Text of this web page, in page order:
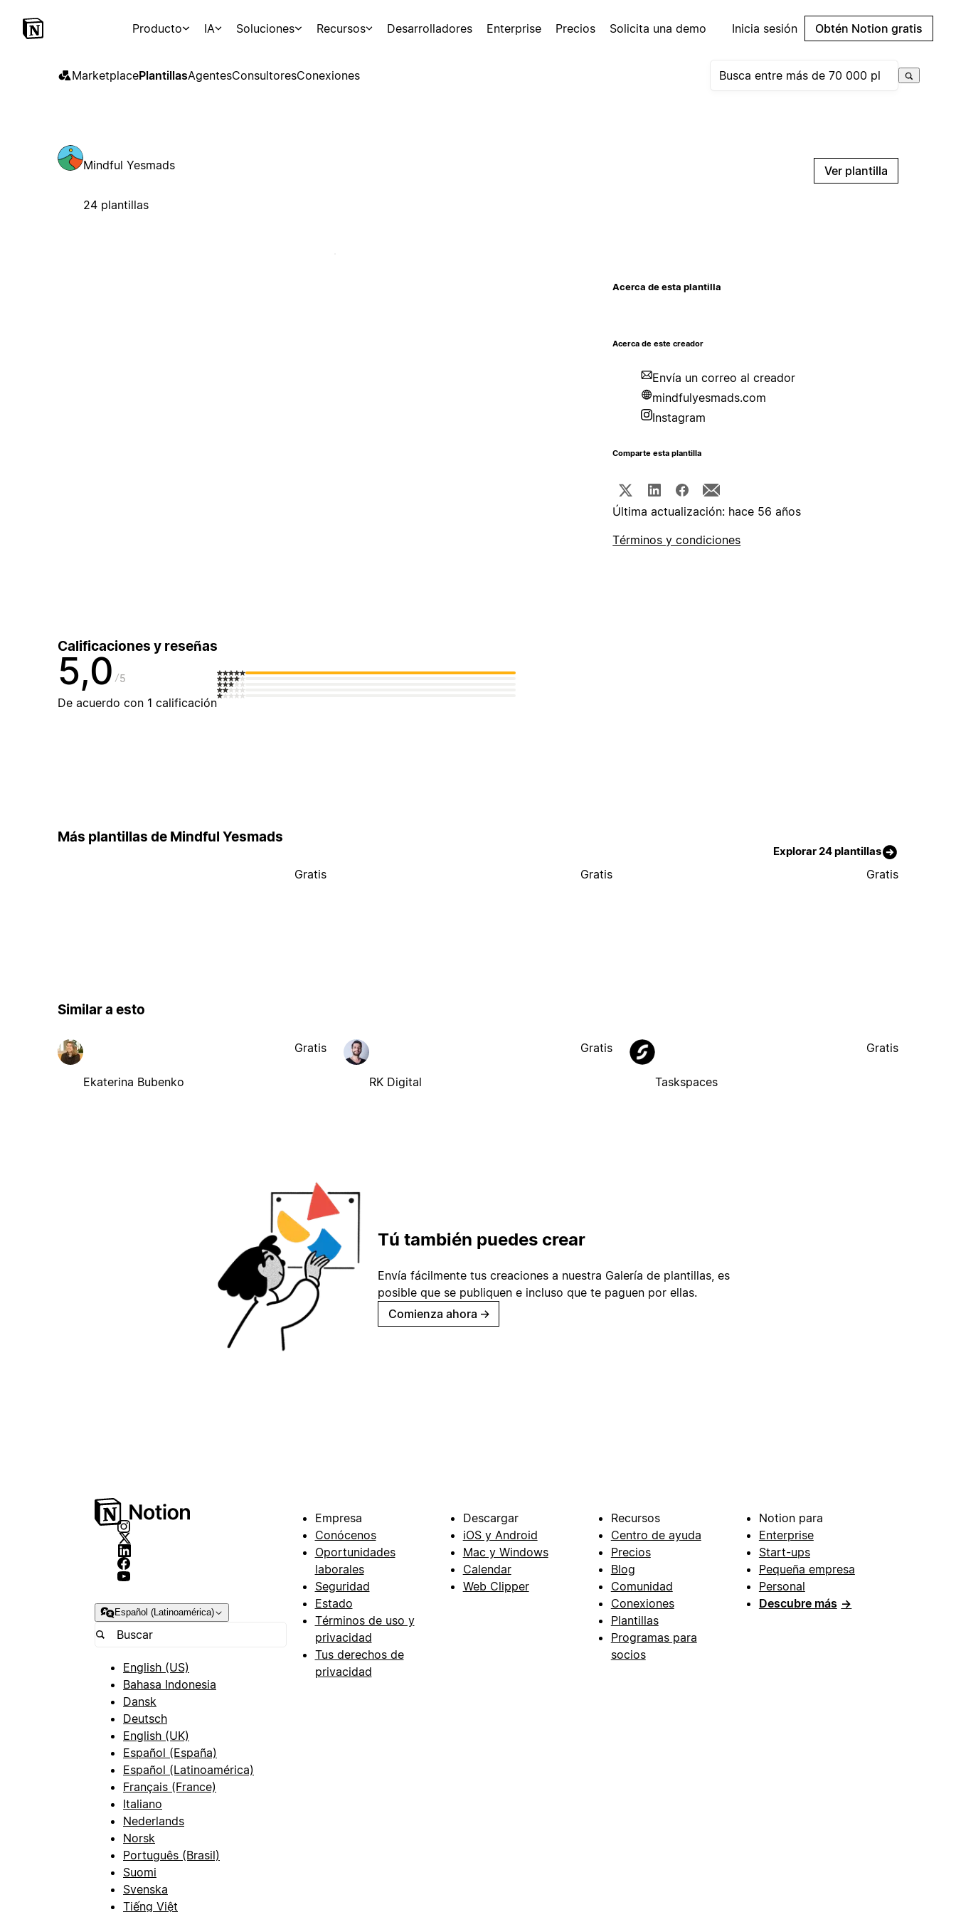
Producto IA Soluciones Recursos Desarrolladores Enterprise Precios Solicita una demo Inicia sesión Obtén Notion gratis
MarketplacePlantillasAgentesConsultoresConexiones
Mindful Yesmads
24 plantillas
Ver plantilla
Acerca de esta plantilla
Acerca de este creador
Envía un correo al creador
mindfulyesmads.com
Instagram
Comparte esta plantilla
Última actualización: hace 56 años
Términos y condiciones
Calificaciones y reseñas
5,0 5
De acuerdo con 1 calificación
Más plantillas de Mindful Yesmads
Explorar 24 plantillas
Gratis Gratis Gratis
Similar a esto
Ekaterina Bubenko
Gratis
RK Digital
Gratis
Taskspaces
Gratis
Tú también puedes crear
Envía fácilmente tus creaciones a nuestra Galería de plantillas, es
posible que se publiquen e incluso que te paguen por ellas.
Comienza ahora →
Español (Latinoamérica)
English (US)
Bahasa Indonesia
Dansk
Deutsch
English (UK)
Español (España)
Español (Latinoamérica)
Français (France)
Italiano
Nederlands
Norsk
Português (Brasil)
Suomi
Svenska
Tiếng Việt
Empresa
Conócenos
Oportunidades
laborales
Seguridad
Estado
Términos de uso y
privacidad
Tus derechos de
privacidad
Descargar
iOS y Android
Mac y Windows
Calendar
Web Clipper
Recursos
Centro de ayuda
Precios
Blog
Comunidad
Conexiones
Plantillas
Programas para
socios
Notion para
Enterprise
Start-ups
Pequeña empresa
Personal
Descubre más →